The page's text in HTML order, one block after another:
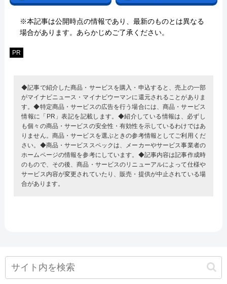
※本記事は公開時点の情報であり、最新のものとは異なる
場合があります。あらかじめご了承ください。
PR
◆記事で紹介した商品・サービスを購入・申込すると、売上の一部
がマイナビニュース・マイナビウーマンに還元されることがありま
す。◆特定商品・サービスの広告を行う場合には、商品・サービス
情報に「PR」表記を記載します。◆紹介している情報は、必ずし
も個々の商品・サービスの安全性・有効性を示しているわけではあ
りません。商品・サービスを選ぶときの参考情報としてご利用くだ
さい。◆商品・サービススペックは、メーカーやサービス事業者の
ホームページの情報を参考にしています。◆記事内容は記事作成時
のもので、その後、商品・サービスのリニューアルによって仕様や
サービス内容が変更されていたり、販売・提供が中止されている場
合があります。